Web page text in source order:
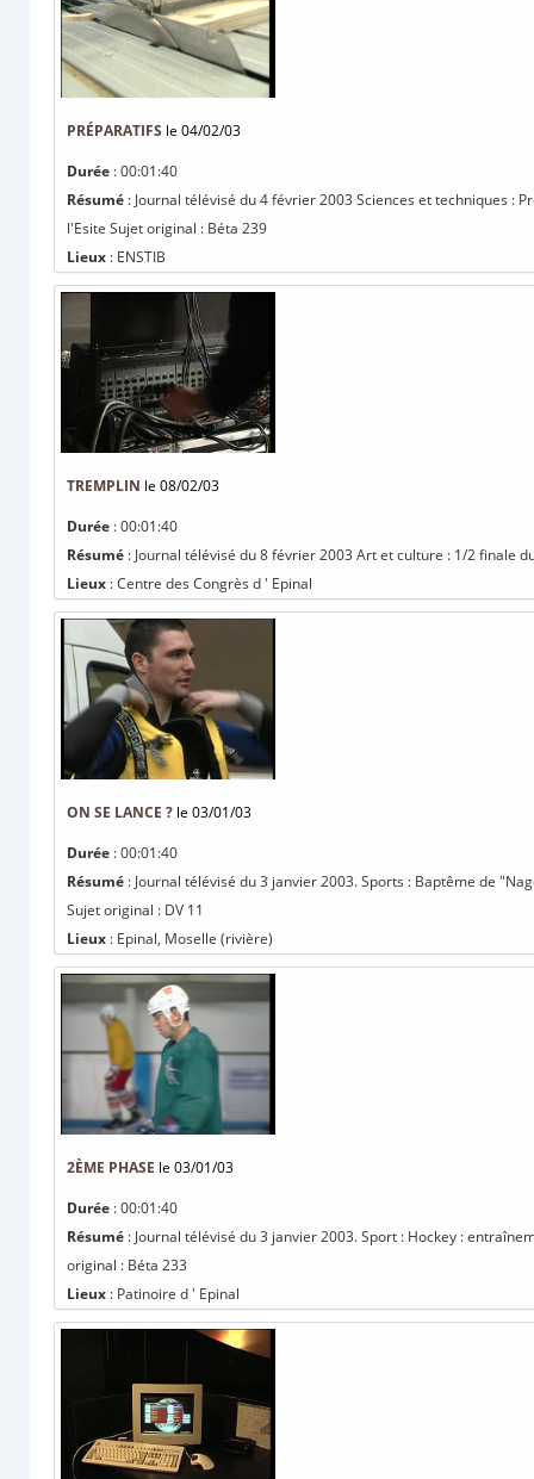
PRÉPARATIFS le 04/02/03
Durée : 00:01:40
Résumé : Journal télévisé du 4 février 2003 Sciences et techniques :
l'Esite Sujet original : Béta 239
Lieux : ENSTIB
TREMPLIN le 08/02/03
Durée : 00:01:40
Résumé : Journal télévisé du 8 février 2003 Art et culture : 1/2 finale
Lieux : Centre des Congrès d ' Epinal
ON SE LANCE ? le 03/01/03
Durée : 00:01:40
Résumé : Journal télévisé du 3 janvier 2003. Sports : Baptême de
Sujet original : DV 11
Lieux : Epinal, Moselle (rivière)
2ÈME PHASE le 03/01/03
Durée : 00:01:40
Résumé : Journal télévisé du 3 janvier 2003. Sport : Hockey :
original : Béta 233
Lieux : Patinoire d ' Epinal